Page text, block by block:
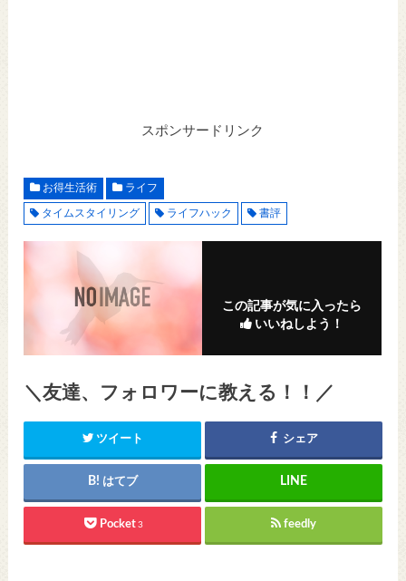
スポンサードリンク
お得生活術 ライフ
タイムスタイリング ライフハック 書評
この記事が気に入ったら
いいねしよう！
＼友達、フォロワーに教える！！／
ツイート シェア
はてブ
Pocket 3 feedly